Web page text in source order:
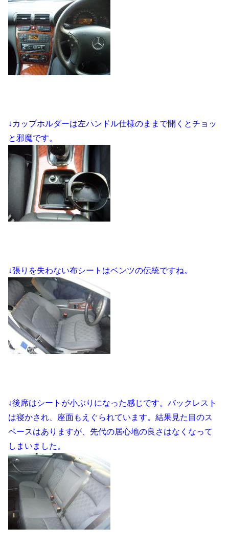
↓カップホルダーは左ハンドル仕様のままで開くとチョッ
と邪魔です。
↓張りを失わない布シートはベンツの伝統ですね。
↓後席はシートが小ぶりになった感じです。バックレスト
は寝かされ、座面もえぐられています。結果見た目のス
ペースはありますが、先代の居心地の良さはなくなって
しまいました。